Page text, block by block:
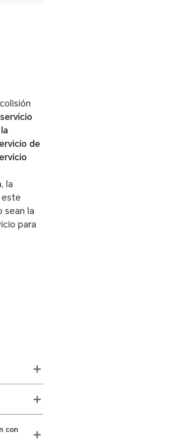
de
la
este
sean la
para
con